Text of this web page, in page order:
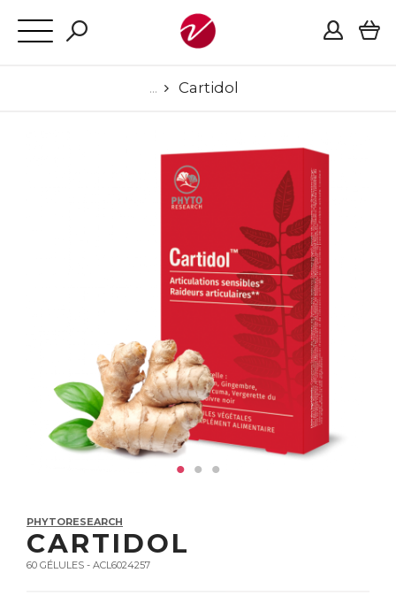
Cartidol
PHYTORESEARCH
CARTIDOL
60 GÉLULES - ACL6024257